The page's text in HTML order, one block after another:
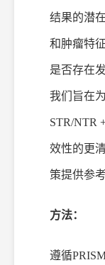
结果的潜
和肿瘤特
是否存在
我们旨在
STR/NTR
效性的更
策提供参考
方法：
遵循